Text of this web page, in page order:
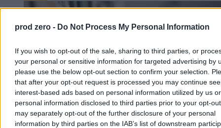
prod zero - Do Not Process My Personal Information
If you wish to opt-out of the sale, sharing to third parties, or
your personal or sensitive information for targeted advertising by
please use the below opt-out section to confirm your selection.
that after your opt-out request is processed you may continue
interest-based ads based on personal information utilized by us or
personal information disclosed to third parties prior to your opt-
may separately opt-out of the further disclosure of your personal
information by third parties on the IAB’s list of downstream